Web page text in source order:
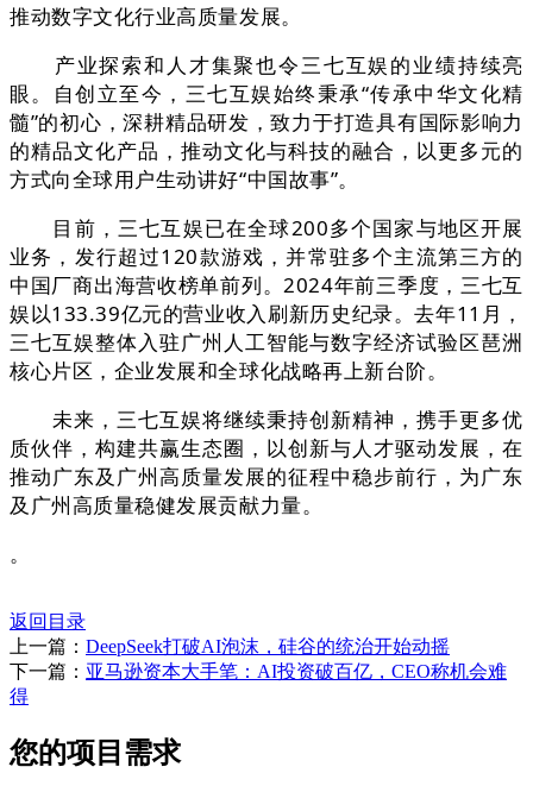
推动数字文化行业高质量发展。
产业探索和人才集聚也令三七互娱的业绩持续亮
眼。自创立至今，三七互娱始终秉承“传承中华文化精
髓”的初心，深耕精品研发，致力于打造具有国际影响力
的精品文化产品，推动文化与科技的融合，以更多元的
方式向全球用户生动讲好“中国故事”。
目前，三七互娱已在全球200多个国家与地区开展
业务，发行超过120款游戏，并常驻多个主流第三方的
中国厂商出海营收榜单前列。2024年前三季度，三七互
娱以133.39亿元的营业收入刷新历史纪录。去年11月，
三七互娱整体入驻广州人工智能与数字经济试验区琶洲
核心片区，企业发展和全球化战略再上新台阶。
未来，三七互娱将继续秉持创新精神，携手更多优
质伙伴，构建共赢生态圈，以创新与人才驱动发展，在
推动广东及广州高质量发展的征程中稳步前行，为广东
及广州高质量稳健发展贡献力量。
。
返回目录
上一篇： DeepSeek打破AI泡沫，硅谷的统治开始动摇
下一篇： 亚马逊资本大手笔：AI投资破百亿，CEO称机会难
得
您的项目需求